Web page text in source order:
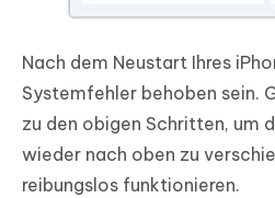
Nach dem Neustart Ihres
Systemfehler behoben sein.
zu den obigen Schritten, um
wieder nach oben zu
reibungslos funktionieren.